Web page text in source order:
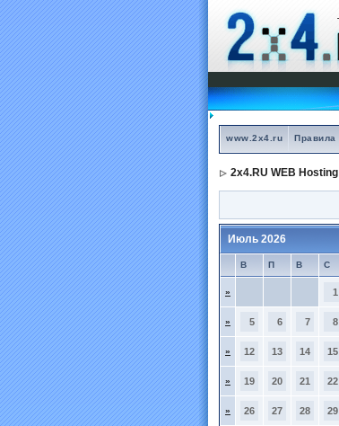
www.2x4.ru Правила
2x4.RU WEB Hosting
Июль 2026
В П В С
» 1
» 5 6 7 8
» 12 13 14 15
» 19 20 21 22
» 26 27 28 29